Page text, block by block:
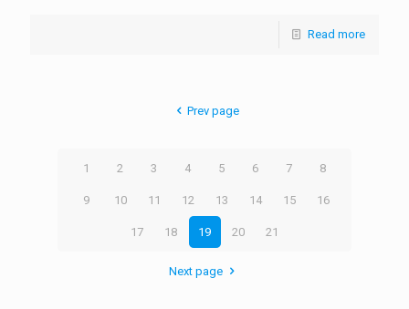
Read more
Prev page
1 2 3 4 5 6 7 8
9 10 11 12 13 14 15 16
17 18 19 20 21
Next page